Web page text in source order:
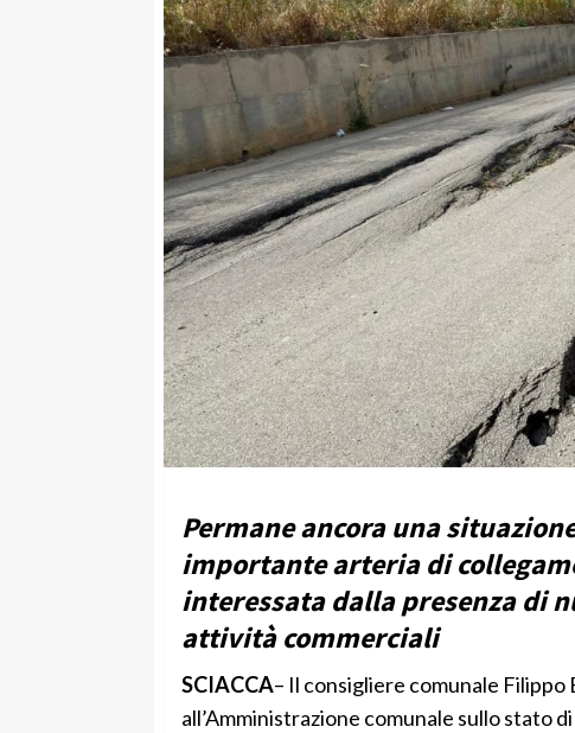
Permane ancora una
importante arteria di
interessata dalla presenza di
attività commerciali
SCIACCA– Il consigliere comunale
all’Amministrazione comunale sullo stato